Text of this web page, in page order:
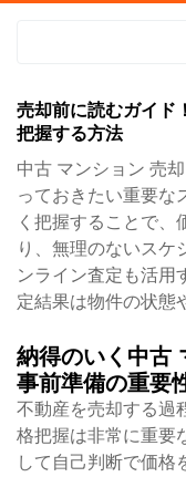
売却前に読むガイド
把握する方法
中古 マンション 売
っておきたい重要な
く把握することで、
り、無理のないスケ
ンライン査定も活用
定結果は物件の状態
納得のいく中古
事前準備の重要
不動産を売却する過
格把握は非常に重要
して自己判断で価格